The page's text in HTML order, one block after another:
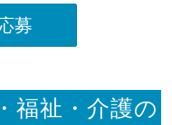
募
福祉・介護の